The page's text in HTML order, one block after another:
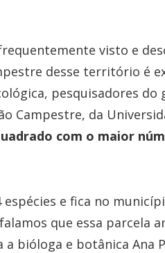
visto e
desse território é
pesquisadores do
Campestre, da
com o maior
e fica no
que essa parcela
a bióloga e botânica Ana